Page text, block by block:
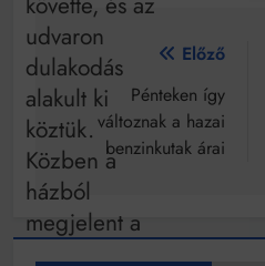
udvaron
dulakodás
alakult ki
köztük.
Közben a
házból
megjelent a
fiú édesapja,
Bejegyzés
navigáció
Előző
Pénteken így
változnak a hazai
benzinkutak árai